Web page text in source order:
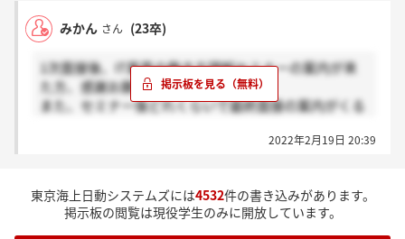
みかん さん (23卒)
1次面接後、IT業界の働き方理解セミナーの案内が来
た方、感謝お願いします！
また、セミナー後どれくらいで最終面接の案内がくる
2022年2月19日 20:39
東京海上日動システムズには4532件の書き込みがあります。
掲示板の閲覧は現役学生のみに開放しています。